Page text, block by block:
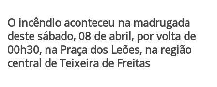
O incêndio aconteceu na madrugada
deste sábado, 08 de abril, por volta de
00h30, na Praça dos Leões, na região
central de Teixeira de Freitas